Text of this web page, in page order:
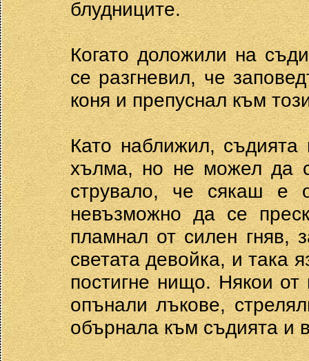
блудниците.
Когато доложили на
се разгневил, че
коня и препуснал към
Като наближил, съдията
хълма, но не можел да
струвало, че сякаш е
невъзможно да се
пламнал от силен гняв,
светата девойка, и така
постигне нищо. Някои от
опънали лъкове,
обърнала към съдията и